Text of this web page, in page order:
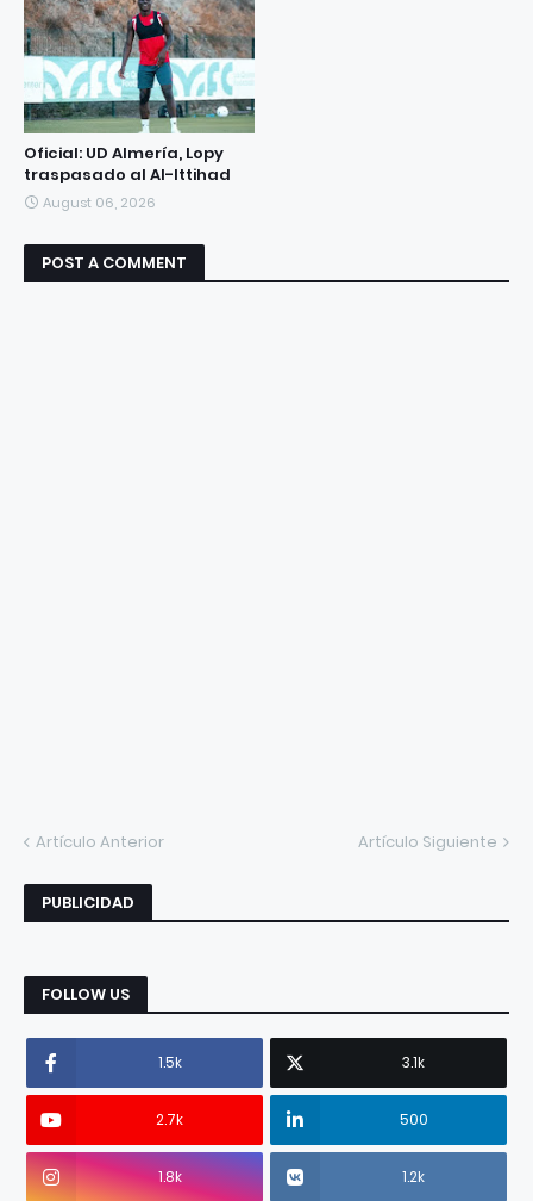
Oficial: UD Almería, Lopy
traspasado al Al-Ittihad
August 06, 2026
POST A COMMENT
Artículo Anterior Artículo Siguiente
PUBLICIDAD
FOLLOW US
1.5k 3.1k
2.7k 500
1.8k 1.2k